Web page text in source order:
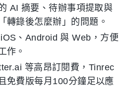
AI 摘要、待辦事項提取與
轉錄後怎麼辦」的問題。
iOS、Android 與 Web，方便
作。
等高昂訂閱費，Tinrec
免費版每月100分鐘足以應